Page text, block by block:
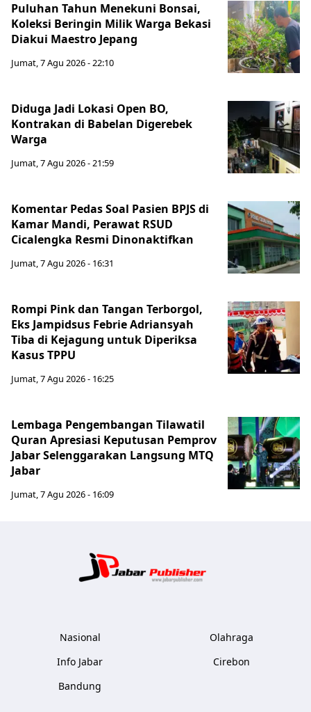
Puluhan Tahun Menekuni Bonsai,
Koleksi Beringin Milik Warga Bekasi
Diakui Maestro Jepang
Jumat, 7 Agu 2026 - 22:10
Diduga Jadi Lokasi Open BO,
Kontrakan di Babelan Digerebek
Warga
Jumat, 7 Agu 2026 - 21:59
Komentar Pedas Soal Pasien BPJS di
Kamar Mandi, Perawat RSUD
Cicalengka Resmi Dinonaktifkan
Jumat, 7 Agu 2026 - 16:31
Rompi Pink dan Tangan Terborgol,
Eks Jampidsus Febrie Adriansyah
Tiba di Kejagung untuk Diperiksa
Kasus TPPU
Jumat, 7 Agu 2026 - 16:25
Lembaga Pengembangan Tilawatil
Quran Apresiasi Keputusan Pemprov
Jabar Selenggarakan Langsung MTQ
Jabar
Jumat, 7 Agu 2026 - 16:09
Nasional
Info Jabar
Bandung
Olahraga
Cirebon